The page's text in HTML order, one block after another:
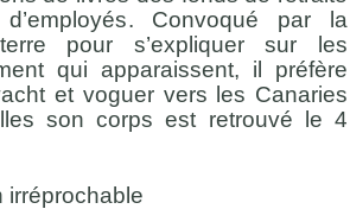
Convoqué par la
pour s’expliquer sur les
qui apparaissent, il préfère
et voguer vers les Canaries
son corps est retrouvé le 4
irréprochable